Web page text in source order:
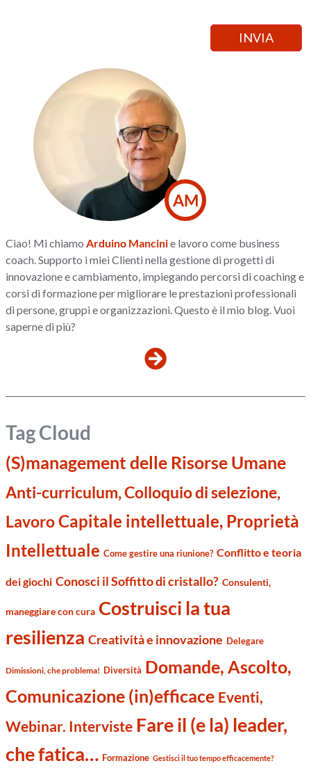
AM
Ciao! Mi chiamoArduino Mancinie lavoro come business
coach. Supporto i miei Clienti nella gestione di progetti di
innovazione e cambiamento, impiegando percorsi di coaching e
corsi di formazione per migliorare le prestazioni professionali
di persone, gruppi e organizzazioni. Questo è il mio blog. Vuoi
saperne di più?
Tag Cloud
(S)management delle Risorse Umane
Anti-curriculum, Colloquio di selezione,
LavoroCapitale intellettuale, Proprietà
Intellettuale Come gestire una riunione? Conflitto e teoria
dei giochi Conosci il Soffitto di cristallo? Consulenti,
maneggiare con cura Costruisci la tua
resilienza Creatività e innovazione Delegare
Dimissioni, che problema! Diversità Domande, Ascolto,
Comunicazione (in)efficace Eventi,
Webinar. Interviste Fare il (e la) leader,
che fatica… Formazione Gestisci il tuo tempo efficacemente?